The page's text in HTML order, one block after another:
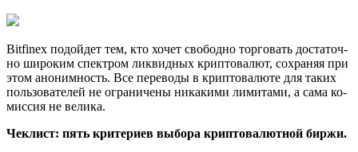
Bitfinex по­дой­дет тем, кто хочет сво­бод­но тор­го­вать до­ста­точ­
но ши­ро­ким спек­тром лик­вид­ных крип­то­ва­лют, со­хра­няя при
этом ано­ним­ность. Все пе­ре­во­ды в крип­то­ва­лю­те для таких
поль­зо­ва­те­лей не огра­ни­че­ны ни­ка­ки­ми ли­ми­та­ми, а сама ко­
мис­сия не ве­ли­ка.
Чеклист: пять критериев выбора криптовалютной биржи.